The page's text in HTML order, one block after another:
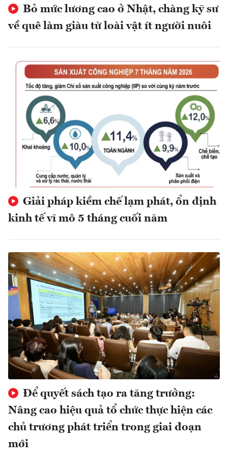
Bỏ mức lương cao ở Nhật, chàng kỹ sư
về quê làm giàu từ loài vật ít người nuôi
Giải pháp kiềm chế lạm phát, ổn định
kinh tế vĩ mô 5 tháng cuối năm
Để quyết sách tạo ra tăng trưởng:
Nâng cao hiệu quả tổ chức thực hiện các
chủ trương phát triển trong giai đoạn
mới